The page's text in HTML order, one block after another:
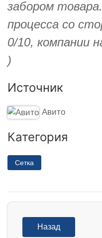
забором
процесса со
0/10, компании
)
Источник
Авито
Категория
Сетка
Назад